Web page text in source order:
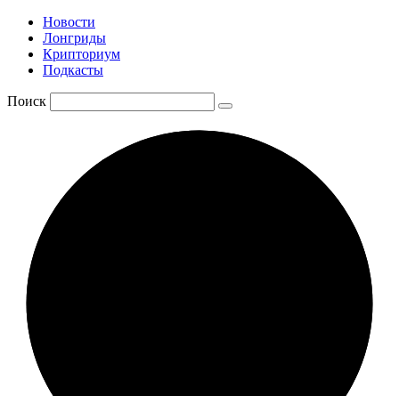
Новости
Лонгриды
Крипториум
Подкасты
Поиск